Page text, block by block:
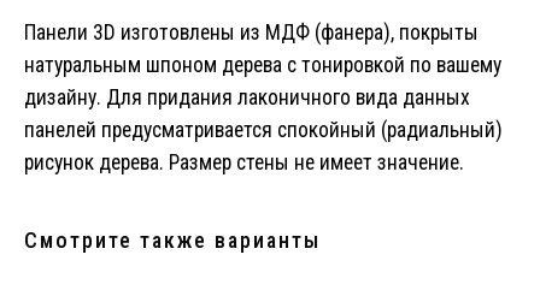
Панели 3D изготовлены из МДФ (фанера), покрыты
натуральным шпоном дерева с тонировкой по вашему
дизайну. Для придания лаконичного вида данных
панелей предусматривается спокойный (радиальный)
рисунок дерева. Размер стены не имеет значение.
Смотрите также варианты